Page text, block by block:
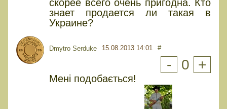
скорее всего очень пригодна. Кто
знает продается ли такая в
Украине?
Dmytro Serduke 15.08.2013 14:01 #
- 0 +
Мені подобається!